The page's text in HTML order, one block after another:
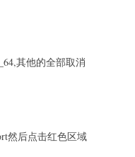
其他的全部取消
然后点击红色区域